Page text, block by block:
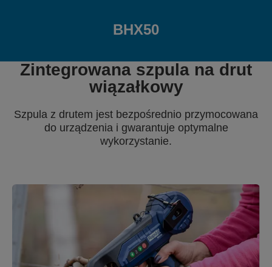
BHX50
Zintegrowana szpula na drut
wiązałkowy
Szpula z drutem jest bezpośrednio przymocowana
do urządzenia i gwarantuje optymalne
wykorzystanie.